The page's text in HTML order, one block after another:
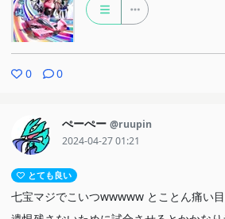
0 0
ぺーぺー @ruupin
2024-04-27 01:21
とても良い
七宝マジでこいつwwwww とことん痛い目